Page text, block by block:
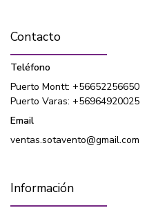
Contacto
Teléfono
Puerto Montt: +56652256650
Puerto Varas: +56964920025
Email
ventas.sotavento@gmail.com
Información